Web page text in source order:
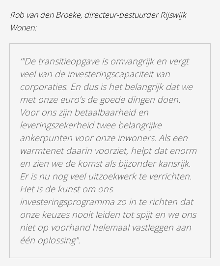
Rob van den Broeke, directeur-bestuurder Rijswijk
Wonen:
‘"De transitieopgave is omvangrijk en vergt
veel van de investeringscapaciteit van
corporaties. En dus is het belangrijk dat we
met onze euro’s de goede dingen doen.
Voor ons zijn betaalbaarheid en
leveringszekerheid twee belangrijke
ankerpunten voor onze inwoners. Als een
warmtenet daarin voorziet, helpt dat enorm
en zien we de komst als bijzonder kansrijk.
Er is nu nog veel uitzoekwerk te verrichten.
Het is de kunst om ons
investeringsprogramma zo in te richten dat
onze keuzes nooit leiden tot spijt en we ons
niet op voorhand helemaal vastleggen aan
één oplossing".